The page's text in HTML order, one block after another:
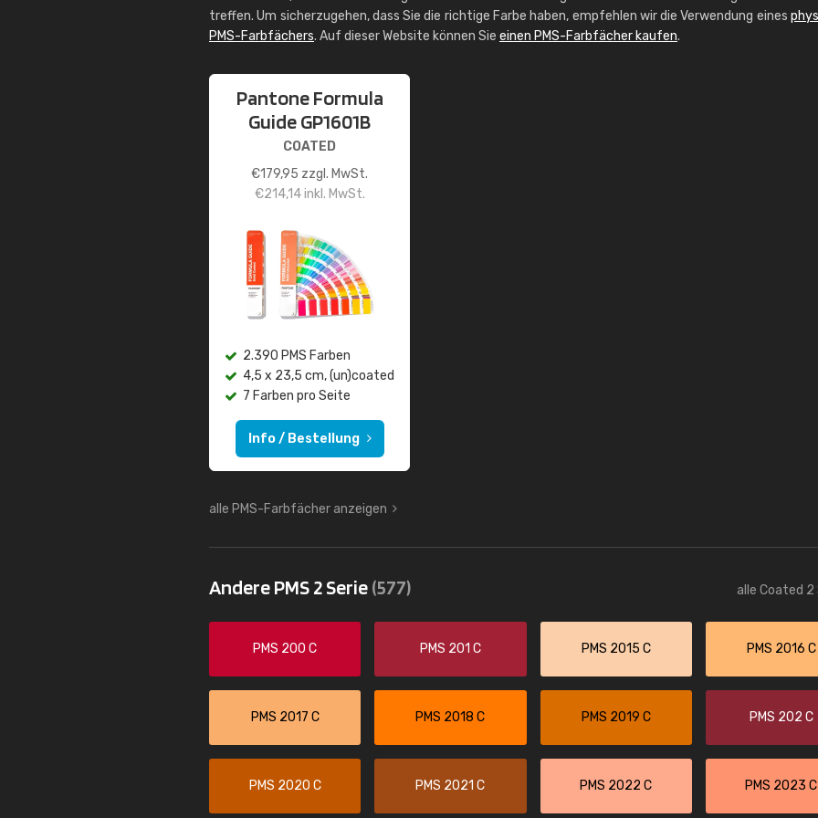
treffen. Um sicherzugehen, dass Sie die richtige Farbe haben, empfehlen wir die Verwendung eines
PMS-Farbfächers. Auf dieser Website können Sie einen PMS-Farbfächer kaufen.
Pantone Formula
Guide GP1601B
COATED
€179,95 zzgl. MwSt.
€214,14inkl. MwSt.
2.390 PMS Farben
4,5 x 23,5 cm, (un)coated
7 Farben pro Seite
Info / Bestellung
alle PMS-Farbfächer anzeigen
Andere PMS 2 Serie(577) alle Coated 2
PMS 200 C PMS 201 C PMS 2015 C PMS 2016 C
PMS 2017 C PMS 2018 C PMS 2019 C PMS 202 C
PMS 2020 C PMS 2021 C PMS 2022 C PMS 2023 C